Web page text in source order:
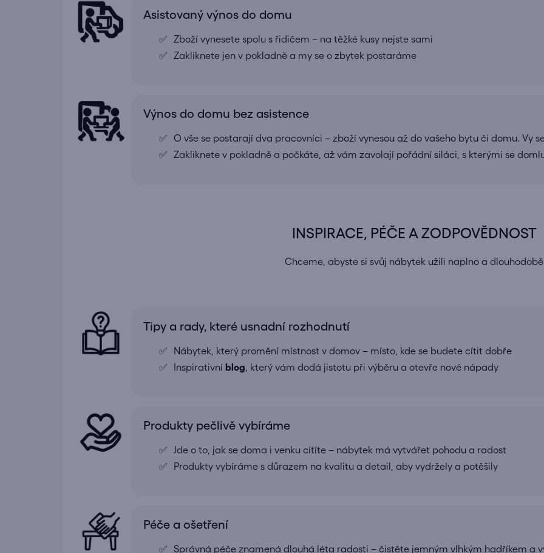
Asistovaný výnos do domu
Zboží vynesete spolu s řidičem – na těžké kusy nejste sami
Zakliknete jen v pokladně a my se o zbytek postaráme
Výnos do domu bez asistence
O vše se postarají dva pracovníci – zboží vynesou až do vašeho bytu či domu. Vy
Zakliknete v pokladně a počkáte, až vám zavolají pořádní siláci, s kterými se
INSPIRACE, PÉČE A ZODPOVĚDNOST
Chceme, abyste si svůj nábytek užili naplno a dlouhodobě
Tipy a rady, které usnadní rozhodnutí
Nábytek, který promění místnost v domov – místo, kde se budete cítit dobře
Inspirativní blog , který vám dodá jistotu při výběru a otevře nové nápady
Produkty pečlivě vybíráme
Jde o to, jak se doma i venku cítíte – nábytek má vytvářet pohodu a radost
Produkty vybíráme s důrazem na kvalitu a detail, aby vydržely a potěšily
Péče a ošetření
Správná péče znamená dlouhá léta radosti – čistěte jemným vlhkým hadříkem a